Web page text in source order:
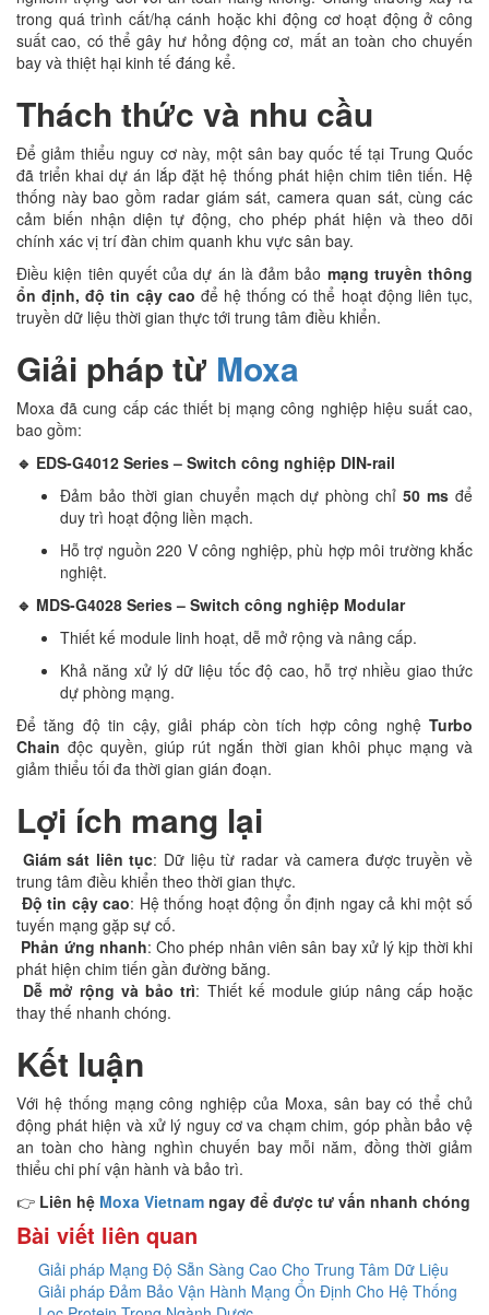
trong quá trình cất/hạ cánh hoặc khi động cơ hoạt động ở công
suất cao, có thể gây hư hỏng động cơ, mất an toàn cho chuyến
bay và thiệt hại kinh tế đáng kể.
Thách thức và nhu cầu
Để giảm thiểu nguy cơ này, một sân bay quốc tế tại Trung Quốc
đã triển khai dự án lắp đặt hệ thống phát hiện chim tiên tiến. Hệ
thống này bao gồm radar giám sát, camera quan sát, cùng các
cảm biến nhận diện tự động, cho phép phát hiện và theo dõi
chính xác vị trí đàn chim quanh khu vực sân bay.
Điều kiện tiên quyết của dự án là đảm bảo mạng truyền thông
ổn định, độ tin cậy cao để hệ thống có thể hoạt động liên tục,
truyền dữ liệu thời gian thực tới trung tâm điều khiển.
Giải pháp từ Moxa
Moxa đã cung cấp các thiết bị mạng công nghiệp hiệu suất cao,
bao gồm:
🔹 EDS-G4012 Series – Switch công nghiệp DIN-rail
Đảm bảo thời gian chuyển mạch dự phòng chỉ50 ms để
duy trì hoạt động liền mạch.
Hỗ trợ nguồn 220 V công nghiệp, phù hợp môi trường khắc
nghiệt.
🔹 MDS-G4028 Series – Switch công nghiệp Modular
Thiết kế module linh hoạt, dễ mở rộng và nâng cấp.
Khả năng xử lý dữ liệu tốc độ cao, hỗ trợ nhiều giao thức
dự phòng mạng.
Để tăng độ tin cậy, giải pháp còn tích hợp công nghệ Turbo
Chain độc quyền, giúp rút ngắn thời gian khôi phục mạng và
giảm thiểu tối đa thời gian gián đoạn.
Lợi ích mang lại
Giám sát liên tục: Dữ liệu từ radar và camera được truyền về
trung tâm điều khiển theo thời gian thực.
Độ tin cậy cao: Hệ thống hoạt động ổn định ngay cả khi một số
tuyến mạng gặp sự cố.
Phản ứng nhanh: Cho phép nhân viên sân bay xử lý kịp thời khi
phát hiện chim tiến gần đường băng.
Dễ mở rộng và bảo trì: Thiết kế module giúp nâng cấp hoặc
thay thế nhanh chóng.
Kết luận
Với hệ thống mạng công nghiệp của Moxa, sân bay có thể chủ
động phát hiện và xử lý nguy cơ va chạm chim, góp phần bảo vệ
an toàn cho hàng nghìn chuyến bay mỗi năm, đồng thời giảm
thiểu chi phí vận hành và bảo trì.
👉 Liên hệ Moxa Vietnam ngay để được tư vấn nhanh chóng
Bài viết liên quan
Giải pháp Mạng Độ Sẵn Sàng Cao Cho Trung Tâm Dữ Liệu
Giải pháp Đảm Bảo Vận Hành Mạng Ổn Định Cho Hệ Thống